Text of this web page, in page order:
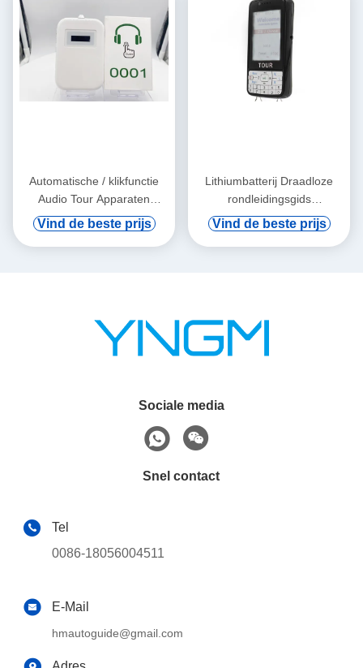
Automatische / klikfunctie
Audio Tour Apparaten
Oordhanger
Vind de beste prijs
Lithiumbatterij Draadloze
rondleidingsgids
Ondersteuning Digitale Vod
En Automatische Inductie
Vind de beste prijs
Sociale media
Snel contact
Tel
0086-18056004511
E-Mail
hmautoguide@gmail.com